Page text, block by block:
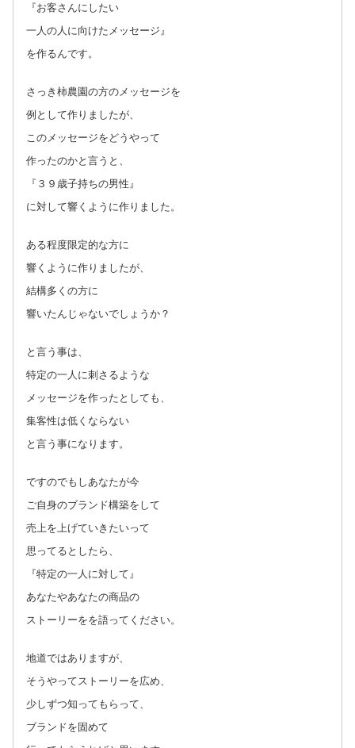
『お客さんにしたい
一人の人に向けたメッセージ』
を作るんです。
さっき柿農園の方のメッセージを
例として作りましたが、
このメッセージをどうやって
作ったのかと言うと、
『３９歳子持ちの男性』
に対して響くように作りました。
ある程度限定的な方に
響くように作りましたが、
結構多くの方に
響いたんじゃないでしょうか？
と言う事は、
特定の一人に刺さるような
メッセージを作ったとしても、
集客性は低くならない
と言う事になります。
ですのでもしあなたが今
ご自身のブランド構築をして
売上を上げていきたいって
思ってるとしたら、
『特定の一人に対して』
あなたやあなたの商品の
ストーリーをを語ってください。
地道ではありますが、
そうやってストーリーを広め、
少しずつ知ってもらって、
ブランドを固めて